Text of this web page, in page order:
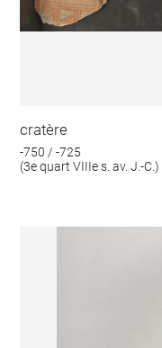
cratère
-750 / -725
(3e quart VIIIe s. av. J.-C.)